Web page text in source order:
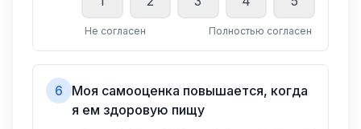
Не согласен Полностью согласен
6
Моя самооценка повышается, когда
я ем здоровую пищу